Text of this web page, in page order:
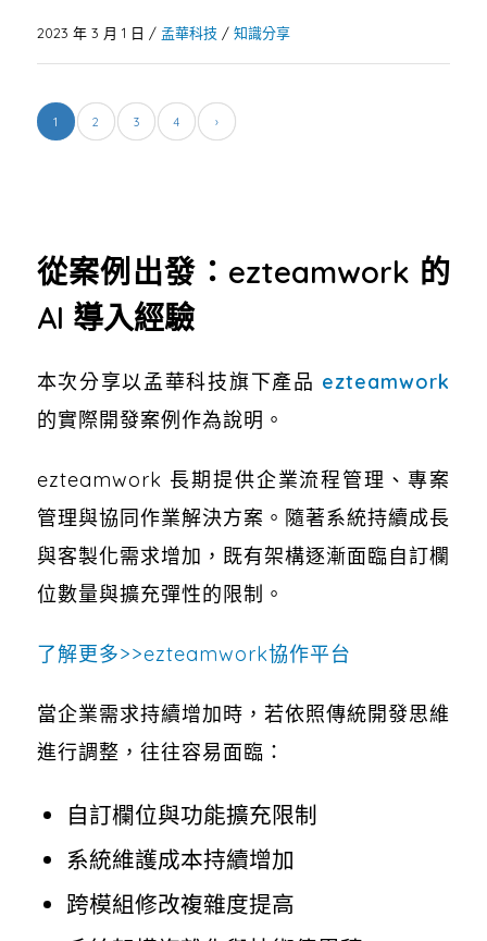
2023 年 3 月 1 日 / 孟華科技 / 知識分享
1 2 3 4 ›
從案例出發：ezteamwork 的
AI 導入經驗
本次分享以孟華科技旗下產品 ezteamwork
的實際開發案例作為說明。
ezteamwork 長期提供企業流程管理、專案
管理與協同作業解決方案。隨著系統持續成長
與客製化需求增加，既有架構逐漸面臨自訂欄
位數量與擴充彈性的限制。
了解更多>>ezteamwork協作平台
當企業需求持續增加時，若依照傳統開發思維
進行調整，往往容易面臨：
自訂欄位與功能擴充限制
系統維護成本持續增加
跨模組修改複雜度提高